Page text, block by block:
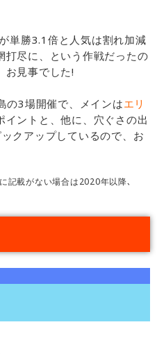
単勝3.1倍と人気は割れ加減
打尽に、という作戦だったの
お見事でした!
の3場開催で、メインはエリ
イントと、他に、穴ぐさの出
クアップしているので、お
記載がない場合は2020年以降､